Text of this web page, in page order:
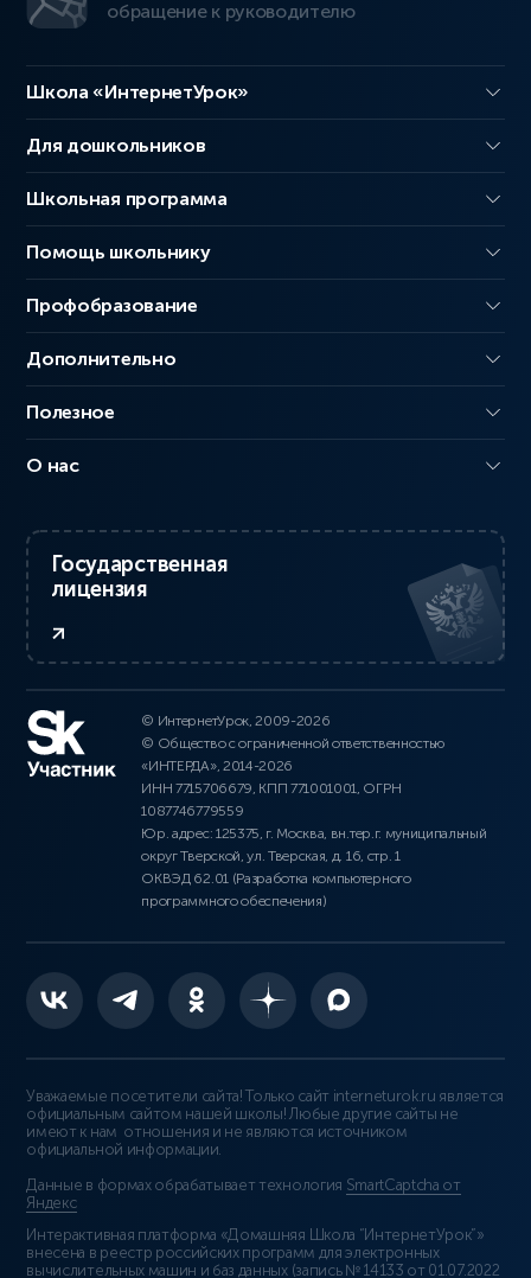
обращение к руководителю
Школа «ИнтернетУрок»
Для дошкольников
Школьная программа
Помощь школьнику
Профобразование
Дополнительно
Полезное
О нас
Государственная
лицензия
© ИнтернетУрок, 2009-2026
© Общество с ограниченной ответственностью
«ИНТЕРДА», 2014-2026
ИНН 7715706679, КПП 771001001, ОГРН
1087746779559
Юр. адрес: 125375, г. Москва, вн.тер.г. муниципальный
округ Тверской, ул. Тверская, д. 16, стр. 1
ОКВЭД 62.01 (Разработка компьютерного
программного обеспечения)
Уважаемые посетители сайта! Только сайт interneturok.ru является
официальным сайтом нашей школы! Любые другие сайты не
имеют к нам отношения и не являются источником
официальной информации.
Данные в формах обрабатывает технология SmartCaptcha от
Яндекс
Интерактивная платформа «Домашняя Школа “ИнтернетУрок”»
внесена в реестр российских программ для электронных
вычислительных машин и баз данных (запись № 14133 от 01.07.2022